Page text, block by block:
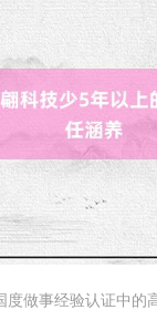
做事经验认证中的